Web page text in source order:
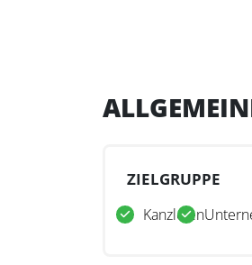
Rechtsprechung,
Angebot der NWB
ZIELGRUPPE
Kanzleien